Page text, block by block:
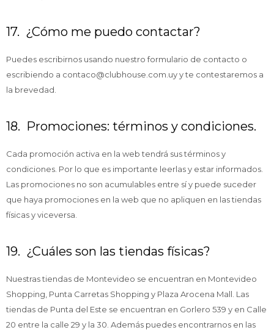
17. ¿Cómo me puedo contactar?
Puedes escribirnos usando nuestro formulario de contacto o
escribiendo a contaco@clubhouse.com.uy y te contestaremos a
la brevedad.
18. Promociones: términos y condiciones.
Cada promoción activa en la web tendrá sus términos y
condiciones. Por lo que es importante leerlas y estar informados.
Las promociones no son acumulables entre sí y puede suceder
que haya promociones en la web que no apliquen en las tiendas
físicas y viceversa.
19. ¿Cuáles son las tiendas físicas?
Nuestras tiendas de Montevideo se encuentran en Montevideo
Shopping, Punta Carretas Shopping y Plaza Arocena Mall. Las
tiendas de Punta del Este se encuentran en Gorlero 539 y en Calle
20 entre la calle 29 y la 30. Además puedes encontrarnos en las